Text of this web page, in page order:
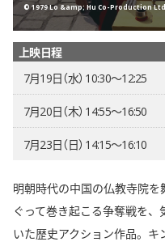
© 1979 Lo &amp; Hu Co-Production
上映日程
7月19日（水） 10:30〜12:25
7月20日（木） 14:55〜16:50
7月23日（日） 14:15〜16:10
明朝時代の中国の仏教寺院
ぐって巻き起こる争奪戦を
いた歴史アクション作品。